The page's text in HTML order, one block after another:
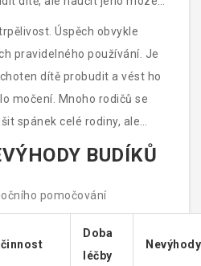
měchýře ještě
Úspěch obvykle
pravidelného používání. Je
dítě probudit a vést ho
močení. Mnoho rodičů se
spánek celé rodiny, ale
a lze je nastavit tak, aby
BUDÍKŮ
pomočování
Doba
léčby
Nevýhody